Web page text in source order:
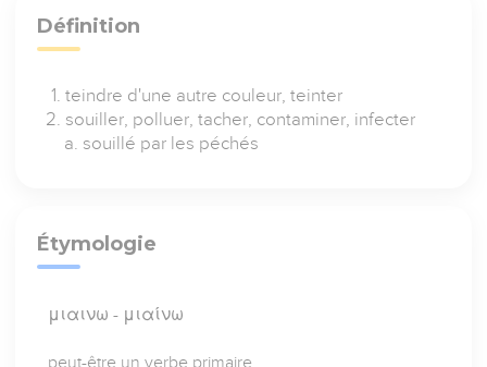
Définition
teindre d'une autre couleur, teinter
souiller, polluer, tacher, contaminer, infecter
souillé par les péchés
Étymologie
μιαινω - μιαίνω
peut-être un verbe primaire